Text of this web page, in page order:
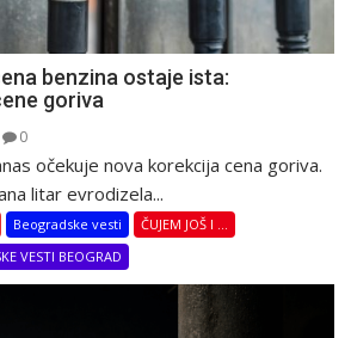
benzina ostaje ista:
goriva
0
očekuje nova korekcija cena goriva.
litar evrodizela...
Beogradske vesti
ČUJEM JOŠ I ...
VESTI BEOGRAD